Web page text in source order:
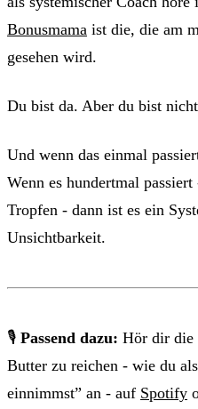
Bonusmama ist die, die am
gesehen wird.
Du bist da. Aber du bist
Und wenn das einmal
Wenn es hundertmal
Tropfen - dann ist es ein
Unsichtbarkeit.
🎙 Passend dazu: Hör dir die
Butter zu reichen - wie du
einnimmst” an - auf Spotify